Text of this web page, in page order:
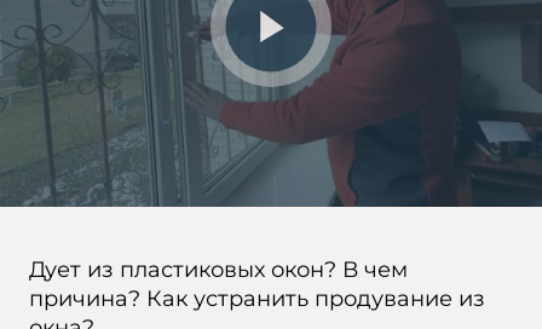
Дует из пластиковых окон? В чем
причина? Как устранить продувание из